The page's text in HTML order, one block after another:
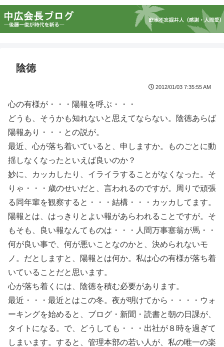
陰徳
2012/01/03 7:35:55 AM
心の有様が・・・陽報を呼ぶ・・・
どうも、そうかも知れないと思えてならない。陰徳あらば
陽報あり・・・との説が。
最近、心が落ち着いていると、申しますか。ものごとに動
揺しなくなったといえば良いのか？
妙に、カッカしたり、イライラすることがなくなった。そ
りゃ・・・歳のせいだと、言われるのですが。周りで頑張
る同年輩を観察すると・・・結構・・・カッカしてます。
陽報とは、はっきりとよい報があらわれることですが。そ
もそも、良い報なんてものは・・・人間万事塞翁が馬・・
何が良い事で、何が悪いことなのかと、決められないモ
ノ。だとしますと、陽報とは何か。私は心の有様が落ち着
いていることだと思います。
心が落ち着くには、陰徳を積む必要があります。
最近・・・最近とはこの冬。夜が明けてから・・・・ウォ
ーキングを始めると、ブログ・新聞・読書と朝の日課が、
タイトになる。で、どうしても・・・出社が８時を過ぎて
しまいます。すると、管理本部の若い人が、私の唯一の楽